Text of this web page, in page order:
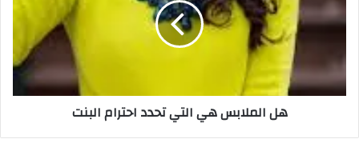
هل الملابس هي التي تحدد احترام البنت